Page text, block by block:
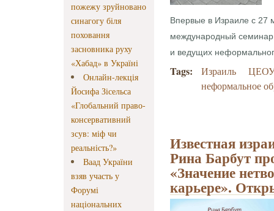
пожежу зруйновано
синагогу біля
поховання
засновника руху
«Хабад» в Україні
Онлайн-лекція
Йосифа Зісельса
«Глобальний право-
консервативний
зсув: міф чи
реальність?»
Ваад України
взяв участь у
Форумі
національних
Впервые в Израиле с 27
международный
и ведущих
Tags: Израиль
неформальное
Известная
Рина Барбут
«Значение
карьере».